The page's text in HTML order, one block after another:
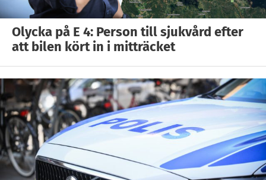
Olycka på E 4: Person till sjukvård efter
att bilen kört in i mitträcket